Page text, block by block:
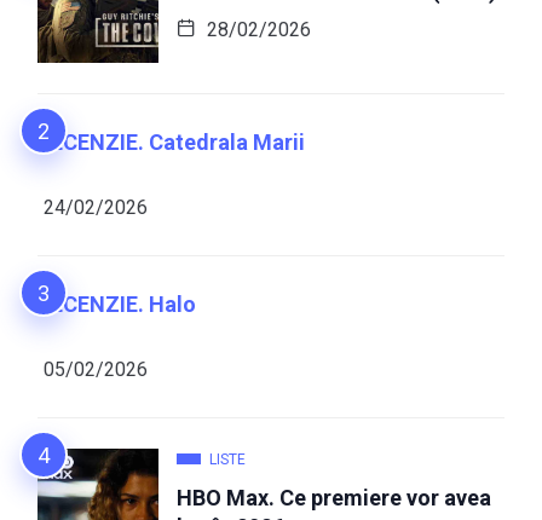
28/02/2026
RECENZIE. Catedrala Marii
24/02/2026
RECENZIE. Halo
05/02/2026
LISTE
HBO Max. Ce premiere vor avea